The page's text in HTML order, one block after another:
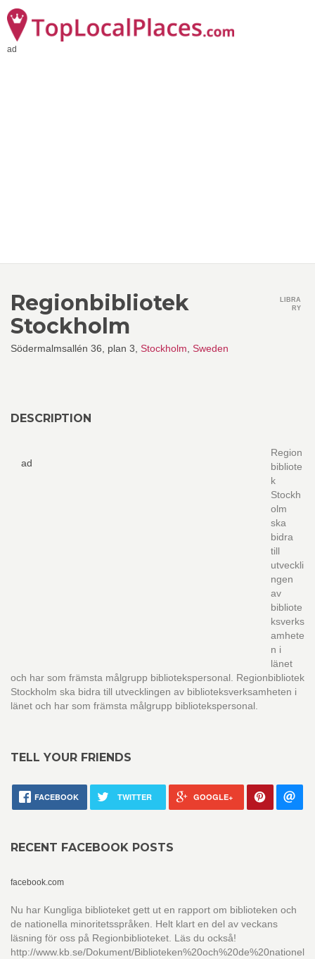
ad
Regionbibliotek
Stockholm
Södermalmsallén 36, plan 3, Stockholm Sweden
LIBRA
RY
DESCRIPTION
ad
Region
bibliote
k
Stockh
olm
ska
bidra
till
utveckli
ngen
av
bibliote
ksverks
amhete
n i
länet
och har som främsta målgrupp bibliotekspersonal. Regionbibliotek
Stockholm ska bidra till utvecklingen av biblioteksverksamheten i
länet och har som främsta målgrupp bibliotekspersonal.
TELL YOUR FRIENDS
FACEBOOK TWITTER GOOGLE+
RECENT FACEBOOK POSTS
facebook.com
Nu har Kungliga biblioteket gett ut en rapport om biblioteken och
de nationella minoritetsspråken. Helt klart en del av veckans
läsning för oss på Regionbiblioteket. Läs du också!
http://www.kb.se/Dokument/Biblioteken%20och%20de%20nationel